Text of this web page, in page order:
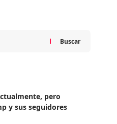
Buscar
pero
y sus seguidores